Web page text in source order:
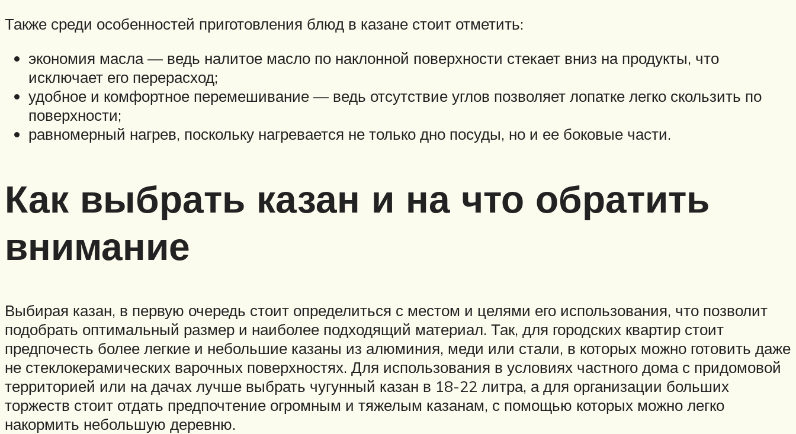
Также среди особенностей приготовления блюд в казане стоит отметить:
экономия масла — ведь налитое масло по наклонной поверхности стекает вниз на продукты, что
исключает его перерасход;
удобное и комфортное перемешивание — ведь отсутствие углов позволяет лопатке легко скользить по
поверхности;
равномерный нагрев, поскольку нагревается не только дно посуды, но и ее боковые части.
Как выбрать казан и на что обратить
внимание
Выбирая казан, в первую очередь стоит определиться с местом и целями его использования, что позволит
подобрать оптимальный размер и наиболее подходящий материал. Так, для городских квартир стоит
предпочесть более легкие и небольшие казаны из алюминия, меди или стали, в которых можно готовить даже
не стеклокерамических варочных поверхностях. Для использования в условиях частного дома с придомовой
территорией или на дачах лучше выбрать чугунный казан в 18-22 литра, а для организации больших
торжеств стоит отдать предпочтение огромным и тяжелым казанам, с помощью которых можно легко
накормить небольшую деревню.